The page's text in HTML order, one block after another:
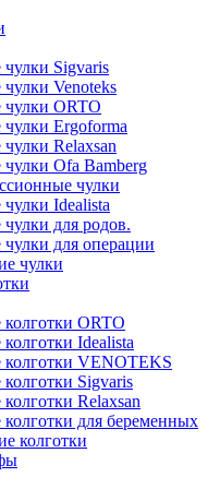
Sigvaris
Venoteks
ORTO
Ergoforma
Relaxsan
Ofa Bamberg
чулки
Idealista
для родов.
для операции
чулки
ORTO
Idealista
VENOTEKS
Sigvaris
Relaxsan
для беременных
колготки